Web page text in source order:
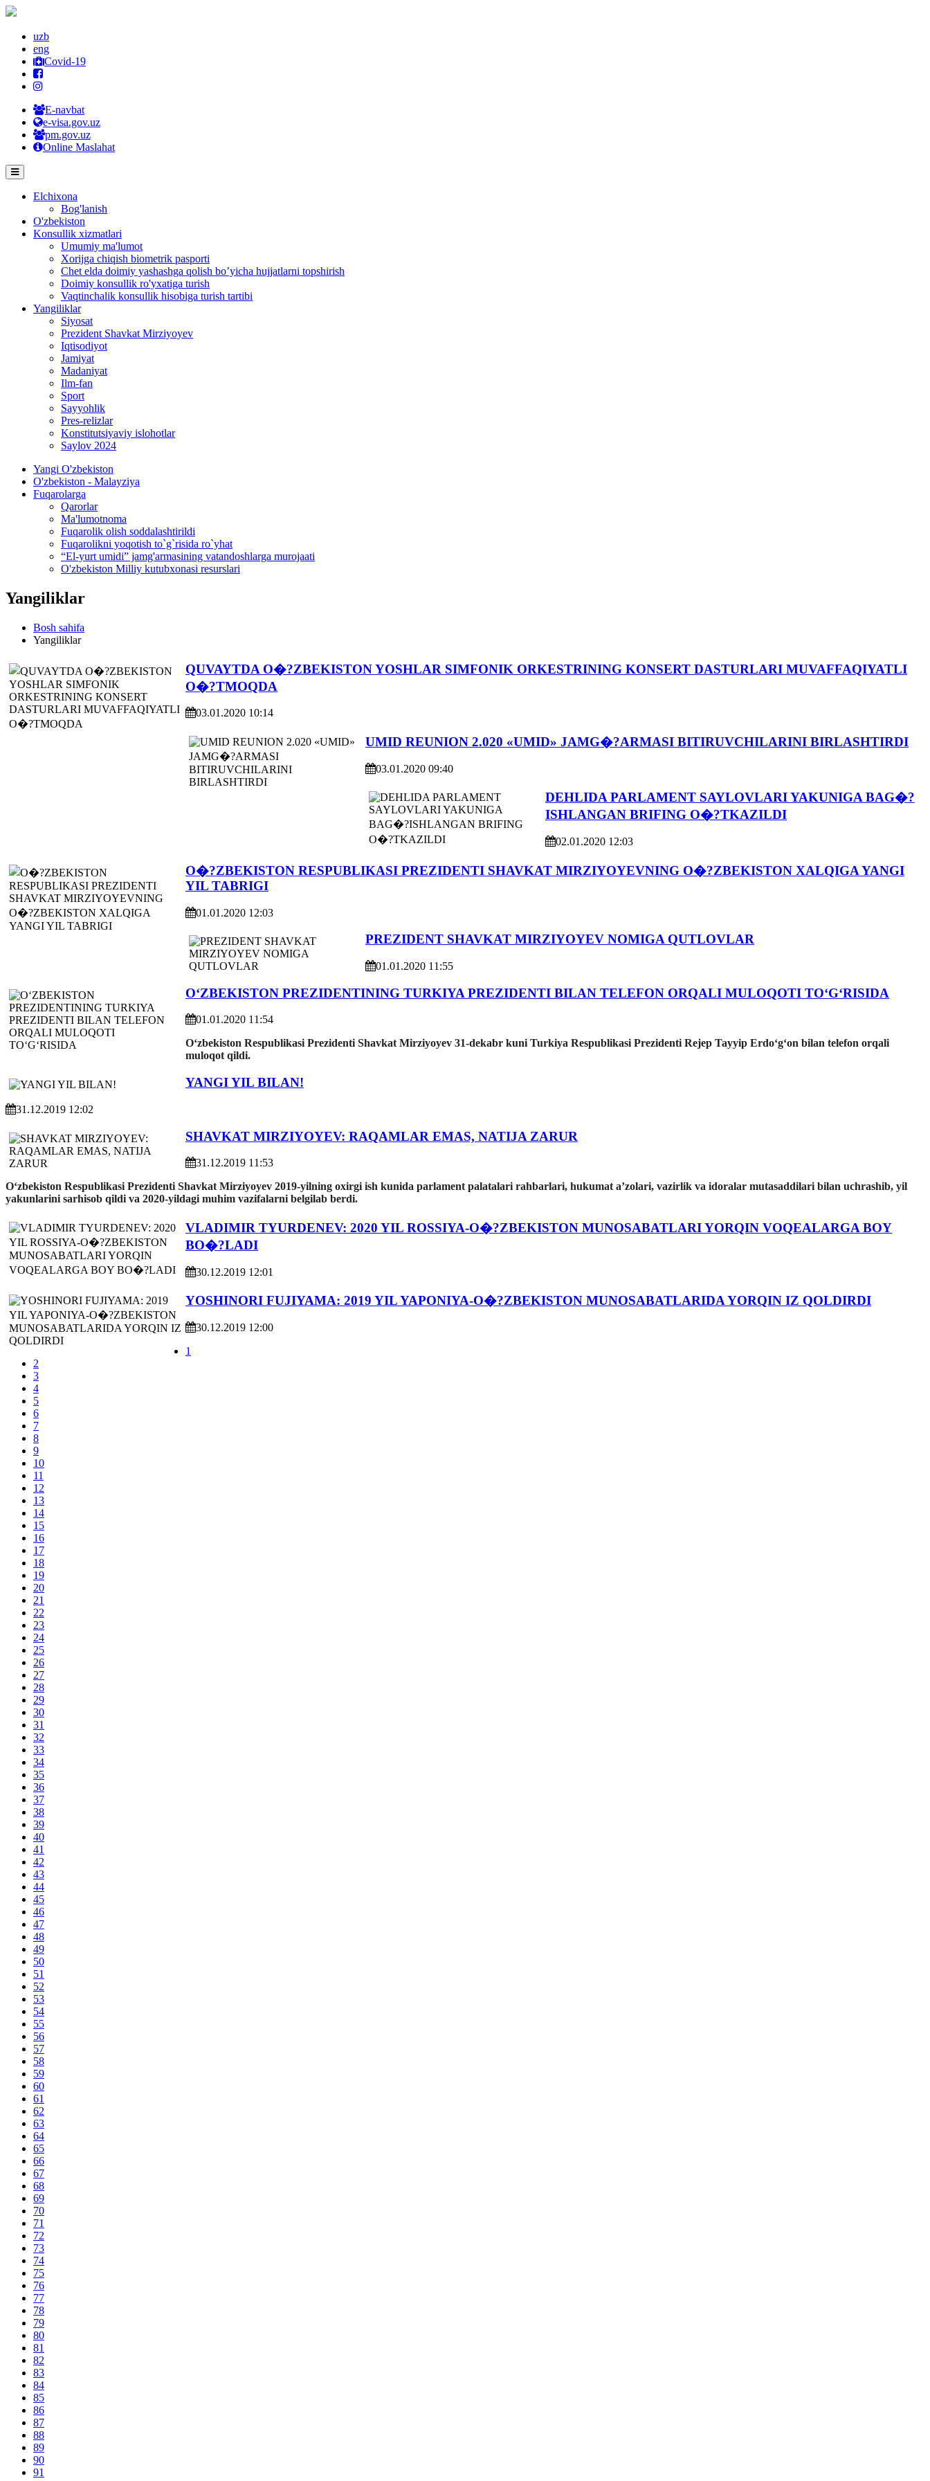
uzb
eng
Covid-19
E-navbat
e-visa.gov.uz
pm.gov.uz
Online Maslahat
Elchixona
Bog'lanish
O'zbekiston
Konsullik xizmatlari
Umumiy ma'lumot
Xorijga chiqish biometrik pasporti
Chet elda doimiy yashashga qolish bo’yicha hujjatlarni topshirish
Doimiy konsullik ro'yxatiga turish
Vaqtinchalik konsullik hisobiga turish tartibi
Yangiliklar
Siyosat
Prezident Shavkat Mirziyoyev
Iqtisodiyot
Jamiyat
Madaniyat
Ilm-fan
Sport
Sayyohlik
Pres-relizlar
Konstitutsiyaviy islohotlar
Saylov 2024
Yangi O'zbekiston
O'zbekiston - Malayziya
Fuqarolarga
Qarorlar
Ma'lumotnoma
Fuqarolik olish soddalashtirildi
Fuqarolikni yoqotish to`g`risida ro`yhat
“El-yurt umidi” jamg'armasining vatandoshlarga murojaati
O'zbekiston Milliy kutubxonasi resurslari
Yangiliklar
Bosh sahifa
Yangiliklar
QUVAYTDA O�?ZBEKISTON YOSHLAR SIMFONIK ORKESTRINING KONSERT DASTURLARI MUVAFFAQIYATLI
O�?TMOQDA
03.01.2020 10:14
UMID REUNION 2.020 «UMID» JAMG�?ARMASI BITIRUVCHILARINI BIRLASHTIRDI
03.01.2020 09:40
DEHLIDA PARLAMENT SAYLOVLARI YAKUNIGA BAG�?
ISHLANGAN BRIFING O�?TKAZILDI
02.01.2020 12:03
O�?ZBEKISTON RESPUBLIKASI PREZIDENTI SHAVKAT MIRZIYOYEVNING O�?ZBEKISTON XALQIGA YANGI
YIL TABRIGI
01.01.2020 12:03
PREZIDENT SHAVKAT MIRZIYOYEV NOMIGA QUTLOVLAR
01.01.2020 11:55
OʻZBEKISTON PREZIDENTINING TURKIYA PREZIDENTI BILAN TELEFON ORQALI MULOQOTI TOʻGʻRISIDA
01.01.2020 11:54
Oʻzbekiston Respublikasi Prezidenti Shavkat Mirziyoyev 31-dekabr kuni Turkiya Respublikasi Prezidenti Rejep Tayyip Erdoʻgʻon bilan telefon orqali
muloqot qildi.
YANGI YIL BILAN!
31.12.2019 12:02
SHAVKAT MIRZIYOYEV: RAQAMLAR EMAS, NATIJA ZARUR
31.12.2019 11:53
Oʻzbekiston Respublikasi Prezidenti Shavkat Mirziyoyev 2019-yilning oxirgi ish kunida parlament palatalari rahbarlari, hukumat aʼzolari, vazirlik va idoralar mutasaddilari bilan uchrashib, yil
yakunlarini sarhisob qildi va 2020-yildagi muhim vazifalarni belgilab berdi.
VLADIMIR TYURDENEV: 2020 YIL ROSSIYA-O�?ZBEKISTON MUNOSABATLARI YORQIN VOQEALARGA BOY
BO�?LADI
30.12.2019 12:01
YOSHINORI FUJIYAMA: 2019 YIL YAPONIYA-O�?ZBEKISTON MUNOSABATLARIDA YORQIN IZ QOLDIRDI
30.12.2019 12:00
1
2
3
4
5
6
7
8
9
10
11
12
13
14
15
16
17
18
19
20
21
22
23
24
25
26
27
28
29
30
31
32
33
34
35
36
37
38
39
40
41
42
43
44
45
46
47
48
49
50
51
52
53
54
55
56
57
58
59
60
61
62
63
64
65
66
67
68
69
70
71
72
73
74
75
76
77
78
79
80
81
82
83
84
85
86
87
88
89
90
91